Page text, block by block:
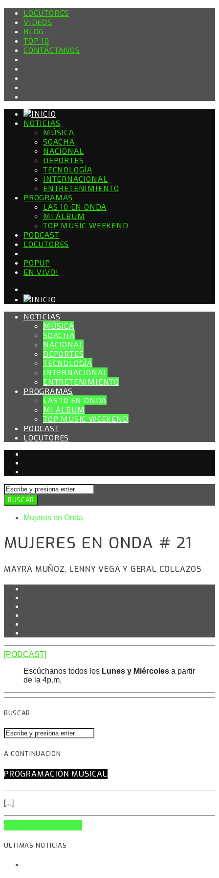
LOCUTORES
VIDEOS
BLOG
TOP 10
CONTÁCTANOS
NOTICIAS
MÚSICA
SOACHA
NACIONAL
DEPORTES
TECNOLOGÍA
INTERNACIONAL
ENTRETENIMIENTO
PROGRAMAS
LAS 10 EN ONDA
MI ÁLBUM
TOP MUSIC WEEKEND
PODCAST
LOCUTORES
POPUP
EN VIVO!
NOTICIAS
MÚSICA
SOACHA
NACIONAL
DEPORTES
TECNOLOGÍA
INTERNACIONAL
ENTRETENIMIENTO
PROGRAMAS
LAS 10 EN ONDA
MI ÁLBUM
TOP MUSIC WEEKEND
PODCAST
LOCUTORES
Mujeres en Onda
MUJERES EN ONDA # 21
MAYRA MUÑOZ, LENNY VEGA Y GERAL COLLAZOS
[PODCAST]
Escúchanos todos los Lunes y Miércoles a partir
de la 4p.m.
BUSCAR
A CONTINUACIÓN
PROGRAMACIÓN MÚSICAL
[...]
ÚLTIMAS NOTICIAS